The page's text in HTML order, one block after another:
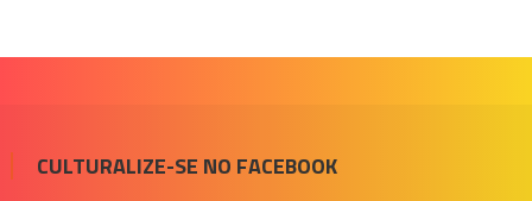
CULTURALIZE-SE NO FACEBOOK